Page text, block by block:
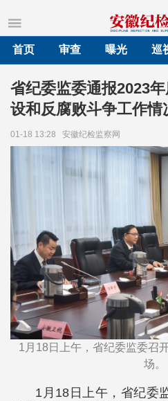
首页
审查 曝光 巡
省纪委监委通报2023
设和反腐败斗争工作情
01-18 13:28 安徽纪检监察网
1月18日上午，省纪委监委召
场。
1月18日上午，省纪委